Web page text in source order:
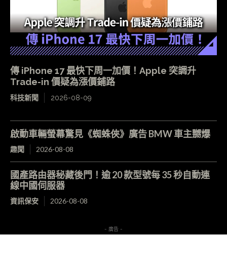
傳 iPhone 17 最快下周一加價！Apple 突調升
Trade-in 價疑為漲價鋪路
科技新聞 2026-08-09
啟動車輛螢幕驚見《蜘蛛俠》廣告 BMW 車主嬲爆
趣聞 2026-08-08
國產路由器秘藏後門！逾 20 款型號每 35 秒自動連
線中國伺服器
資訊保安 2026-08-08
- 廣告 -